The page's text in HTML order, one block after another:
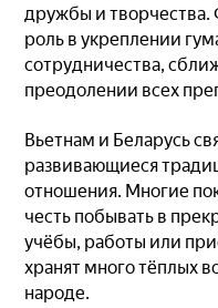
дружбы и творчества.
роль в укреплении
сотрудничества,
преодолении всех
Вьетнам и Беларусь
развивающиеся
отношения. Многие
честь побывать в
учёбы, работы или
хранят много тёплых
народе.